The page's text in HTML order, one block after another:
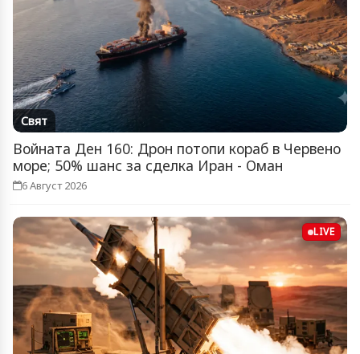
Свят
Войната Ден 160: Дрон потопи кораб в Червено
море; 50% шанс за сделка Иран - Оман
6 Август 2026
LIVE